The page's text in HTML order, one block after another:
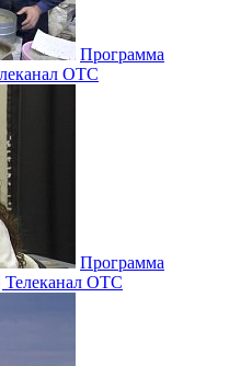
Программа
ОТС
Программа
Телеканал ОТС